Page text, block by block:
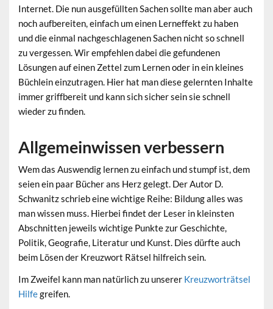
Internet. Die nun ausgefüllten Sachen sollte man aber auch
noch aufbereiten, einfach um einen Lerneffekt zu haben
und die einmal nachgeschlagenen Sachen nicht so schnell
zu vergessen. Wir empfehlen dabei die gefundenen
Lösungen auf einen Zettel zum Lernen oder in ein kleines
Büchlein einzutragen. Hier hat man diese gelernten Inhalte
immer griffbereit und kann sich sicher sein sie schnell
wieder zu finden.
Allgemeinwissen verbessern
Wem das Auswendig lernen zu einfach und stumpf ist, dem
seien ein paar Bücher ans Herz gelegt. Der Autor D.
Schwanitz schrieb eine wichtige Reihe: Bildung alles was
man wissen muss. Hierbei findet der Leser in kleinsten
Abschnitten jeweils wichtige Punkte zur Geschichte,
Politik, Geografie, Literatur und Kunst. Dies dürfte auch
beim Lösen der Kreuzwort Rätsel hilfreich sein.
Im Zweifel kann man natürlich zu unserer Kreuzworträtsel
Hilfegreifen.